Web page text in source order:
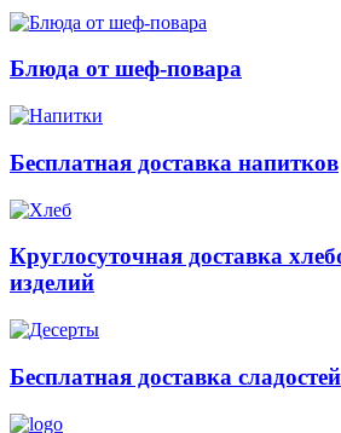
Блюда от шеф-повара
Бесплатная доставка напитков
Круглосуточная доставка
изделий
Бесплатная доставка сладостей